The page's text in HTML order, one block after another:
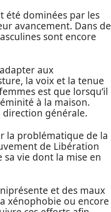
été dominées par les
avancement. Dans de
sont encore
aux
la voix et la tenue
est que lorsqu’il
à la maison.
générale.
la problématique de la
de Libération
sa vie dont la mise en
et des maux
xénophobie ou encore